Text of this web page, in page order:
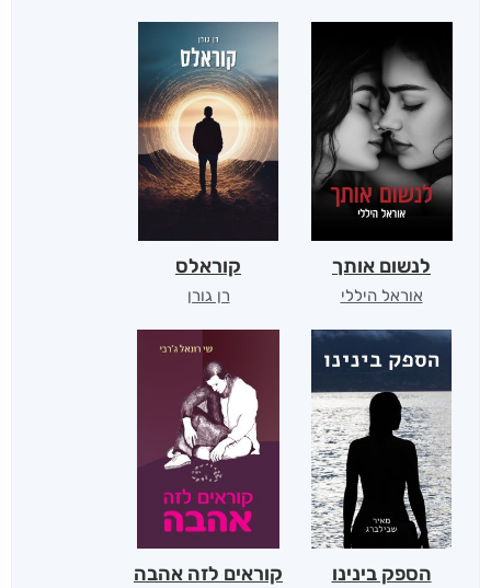
לנשום אותך
אוראל היללי
קוראלס
רן גורן
הספק בינינו קוראים לזה אהבה